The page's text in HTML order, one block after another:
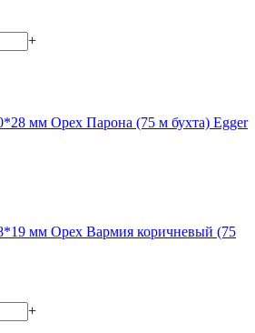
+
мм Орех Парона (75 м бухта) Egger
мм Орех Вармия коричневый (75
+